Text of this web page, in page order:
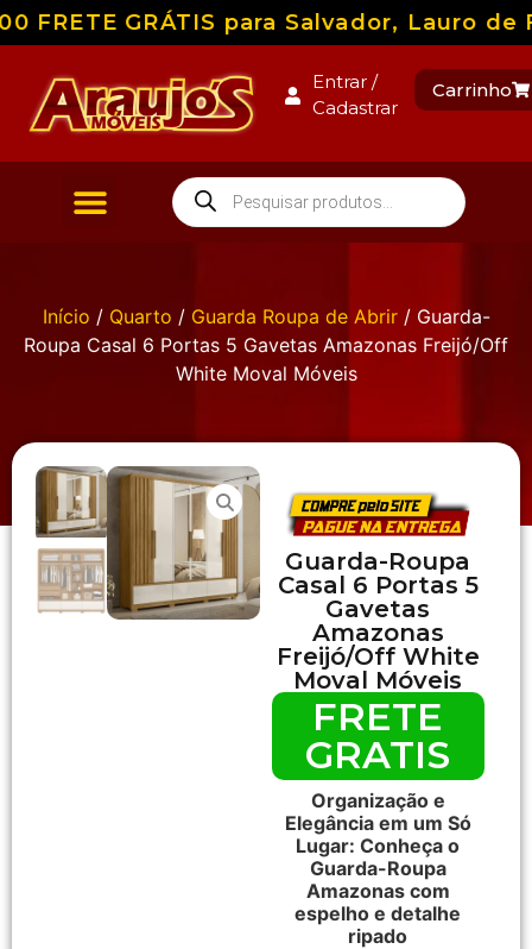
GRÁTIS para Salvador, Lauro
Entrar /
Cadastrar
Carrinho
Início / Quarto / Guarda Roupa de Abrir/ Guarda-
Roupa Casal 6 Portas 5 Gavetas Amazonas Freijó/Off
White Moval Móveis
Guarda-Roupa
Casal 6 Portas 5
Gavetas
Amazonas
Freijó/Off White
Moval Móveis
FRETE
GRATIS
Organização e
Elegância em um Só
Lugar: Conheça o
Guarda-Roupa
Amazonas com
espelho e detalhe
ripado